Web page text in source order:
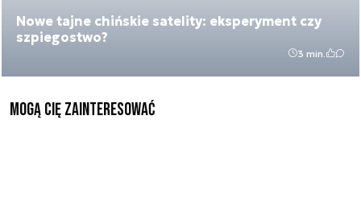
Nowe tajne chińskie satelity: eksperyment czy
szpiegostwo?
3 min.
Mogą Cię zainteresować